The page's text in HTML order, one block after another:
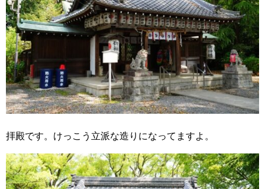
拝殿です。けっこう立派な造りになってますよ。